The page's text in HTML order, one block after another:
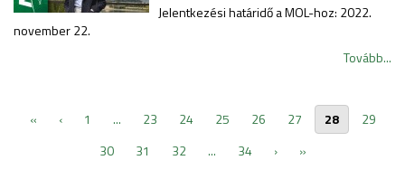
Jelentkezési határidő a MOL-hoz: 2022.
november 22.
Tovább...
« ‹ 1 ... 23 24 25 26 27 28
29
30
31 32 ... 34 › »